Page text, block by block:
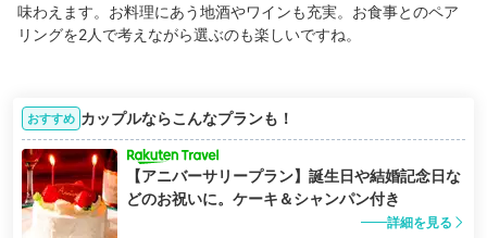
味わえます。お料理にあう地酒やワインも充実。お食事とのペア
リングを2人で考えながら選ぶのも楽しいですね。
おすすめ カップルならこんなプランも！
【アニバーサリープラン】誕生日や結婚記念日な
どのお祝いに。ケーキ＆シャンパン付き
詳細を見る